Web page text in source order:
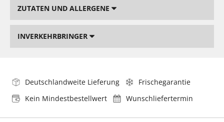
ZUTATEN UND ALLERGENE
INVERKEHRBRINGER
Deutschlandweite Lieferung
Frischegarantie
Kein Mindestbestellwert
Wunschliefertermin